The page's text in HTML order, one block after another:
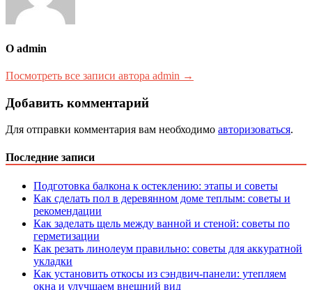
О admin
Посмотреть все записи автора admin →
Добавить комментарий
Для отправки комментария вам необходимо авторизоваться.
Последние записи
Подготовка балкона к остеклению: этапы и советы
Как сделать пол в деревянном доме теплым: советы и
рекомендации
Как заделать щель между ванной и стеной: советы по
герметизации
Как резать линолеум правильно: советы для аккуратной
укладки
Как установить откосы из сэндвич-панели: утепляем
окна и улучшаем внешний вид